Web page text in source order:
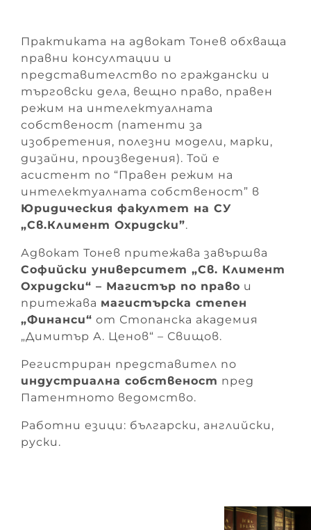
Практиката на адвокат Тонев обхваща
правни консултации и
представителство по граждански и
търговски дела, вещно право, правен
режим на интелектуалната
собственост (патенти за
изобретения, полезни модели, марки,
дизайни, произведения). Той е
асистент по “Правен режим на
интелектуалната собственост” в
Юридическия факултет на СУ
„Св.Климент Охридски”.
Адвокат Тонев притежава завършва
Софийски университет „Св. Климент
Охридски“ – Магистър по право и
притежава магистърска степен
„Финанси“ от Стопанска академия
„Димитър А. Ценов“ – Свищов.
Регистриран представител по
индустриална собственост пред
Патентното ведомство.
Работни езици: български, английски,
руски.